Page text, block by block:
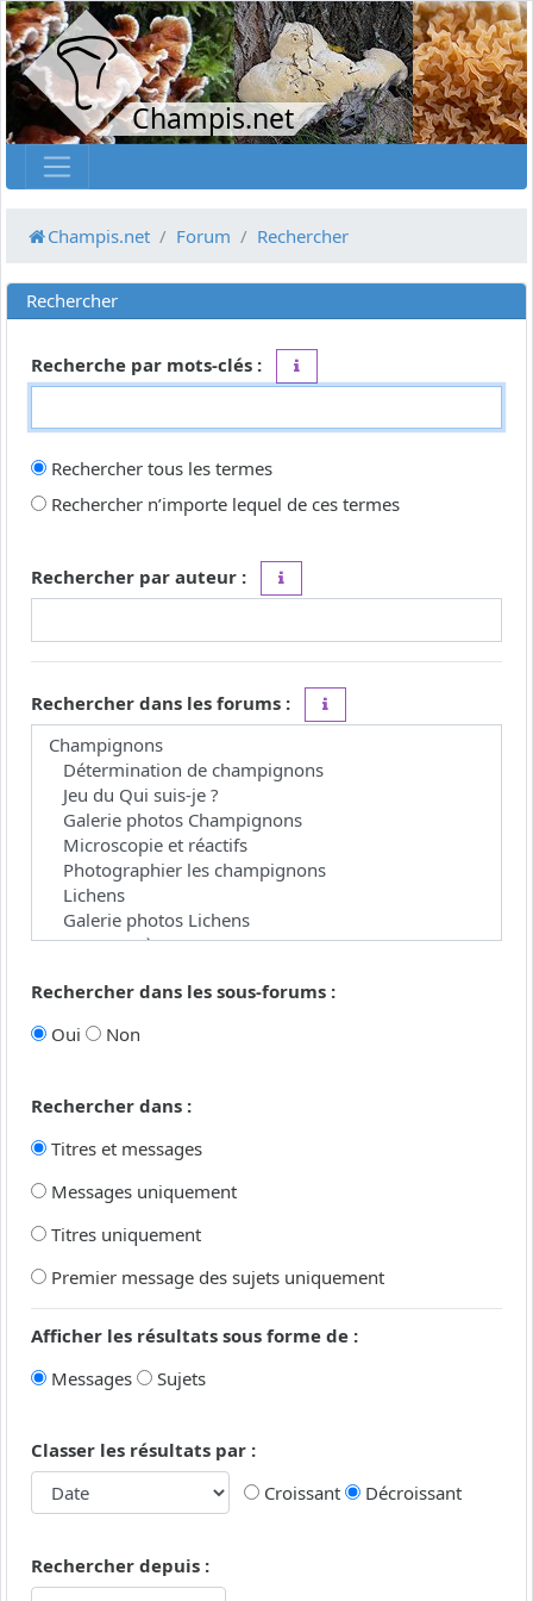
Champis.net
Champis.net Forum Rechercher
Rechercher
Recherche par mots-clés :
Rechercher tous les termes
Rechercher n’importe lequel de ces termes
Rechercher par auteur :
Rechercher dans les forums :
Rechercher dans les sous-forums :
Oui
Non
Rechercher dans :
Titres et messages
Messages uniquement
Titres uniquement
Premier message des sujets uniquement
Afficher les résultats sous forme de :
Messages
Sujets
Classer les résultats par :
Croissant
Décroissant
Rechercher depuis :